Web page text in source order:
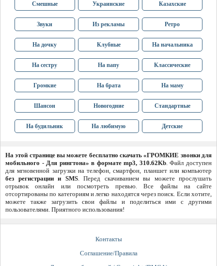
Смешные Украинские Казахские
Звуки Из рекламы Ретро
На дочку Клубные На начальника
На сестру На папу Классические
Громкие На брата На маму
Шансон Новогодние Стандартные
На будильник На любимую Детские
На этой странице вы можете бесплатно скачать «ГРОМКИЕ звонки для
мобильного - Для рингтона» в формате mp3, 310.62Kb. Файл доступен
для мгновенной загрузки на телефон, смартфон, планшет или компьютер
без регистрации и SMS. Перед скачиванием вы можете прослушать
отрывок онлайн или посмотреть превью. Все файлы на сайте
отсортированы по категориям и легко находятся через поиск. Если хотите,
можете также загрузить свои файлы и поделиться ими с другими
пользователями. Приятного использования!
Контакты
Соглашение/Правила